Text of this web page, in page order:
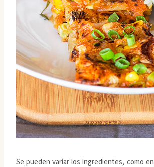
Se pueden variar los ingredientes, como en